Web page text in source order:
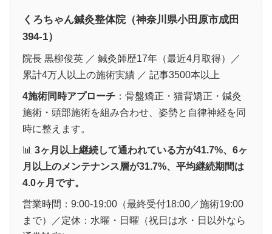
くろちゃん鍼灸整体院（神奈川県小田原市成田
394-1）
院長 黒柳俊英 ／ 鍼灸師歴17年（最近4月取得）／
累計4万人以上の施術実績 ／ 記事3500本以上
4施術同時アプローチ ：骨盤矯正・猫背矯正・鍼灸
施術・頭部施術を組み合わせ、姿勢と自律神経を同
時に整えます。
📊 3ヶ月以上継続して通われている方が41.7%、6ヶ
月以上のメンテナンス層が31.7%、平均継続期間は
4.0ヶ月です。
営業時間：9:00-19:00（最終受付18:00／施術19:00
まで）／定休：水曜・日曜（祝日は水・日以外なら